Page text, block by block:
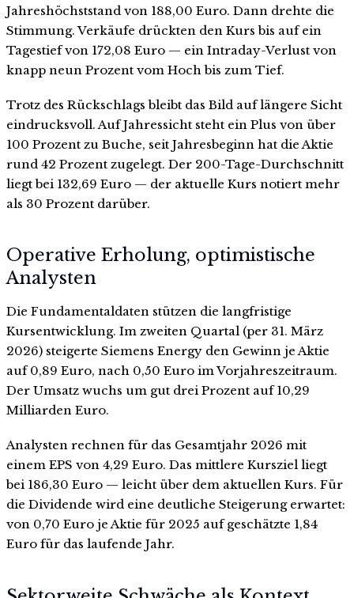
Jahreshöchststand von 188,00 Euro. Dann drehte die
Stimmung. Verkäufe drückten den Kurs bis auf ein
Tagestief von 172,08 Euro — ein Intraday-Verlust von
knapp neun Prozent vom Hoch bis zum Tief.
Trotz des Rückschlags bleibt das Bild auf längere Sicht
eindrucksvoll. Auf Jahressicht steht ein Plus von über
100 Prozent zu Buche, seit Jahresbeginn hat die Aktie
rund 42 Prozent zugelegt. Der 200-Tage-Durchschnitt
liegt bei 132,69 Euro — der aktuelle Kurs notiert mehr
als 30 Prozent darüber.
Operative Erholung, optimistische
Analysten
Die Fundamentaldaten stützen die langfristige
Kursentwicklung. Im zweiten Quartal (per 31. März
2026) steigerte Siemens Energy den Gewinn je Aktie
auf 0,89 Euro, nach 0,50 Euro im Vorjahreszeitraum.
Der Umsatz wuchs um gut drei Prozent auf 10,29
Milliarden Euro.
Analysten rechnen für das Gesamtjahr 2026 mit
einem EPS von 4,29 Euro. Das mittlere Kursziel liegt
bei 186,30 Euro — leicht über dem aktuellen Kurs. Für
die Dividende wird eine deutliche Steigerung erwartet:
von 0,70 Euro je Aktie für 2025 auf geschätzte 1,84
Euro für das laufende Jahr.